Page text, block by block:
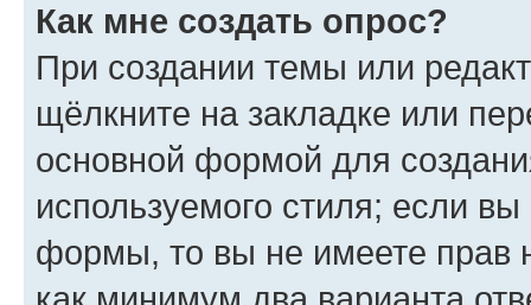
Как мне создать опрос?
При создании темы или
щёлкните на закладке или
основной формой для
используемого стиля; если
формы, то вы не имеете прав